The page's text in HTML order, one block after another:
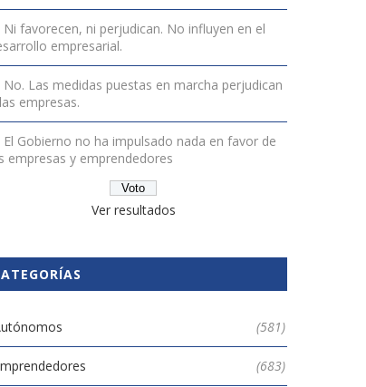
Ni favorecen, ni perjudican. No influyen en el
empresarial.
No. Las medidas puestas en marcha perjudican
empresas.
El Gobierno no ha impulsado nada en favor de
empresas y emprendedores
Ver resultados
(581)
(683)